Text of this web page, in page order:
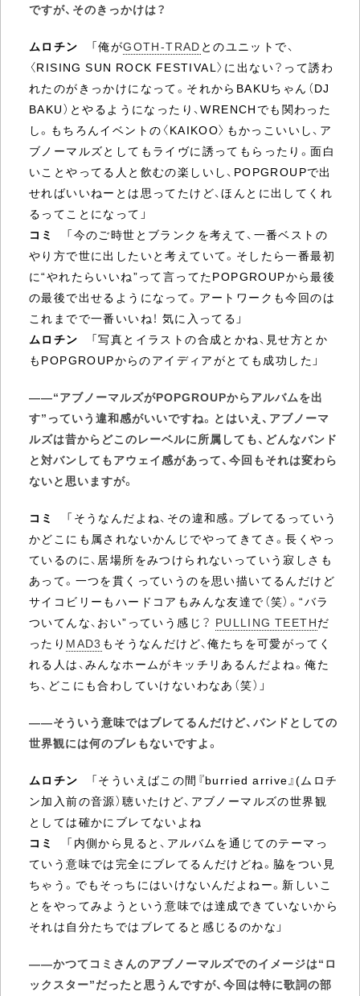
ですが、そのきっかけは？
ムロチン 「俺がGOTH-TRAD とのユニットで、
〈RISING SUN ROCK FESTIVAL〉に出ない？って誘わ
れたのがきっかけになって。それからBAKUちゃん（DJ
BAKU）とやるようになったり、WRENCHでも関わった
し。もちろんイベントの〈KAIKOO〉もかっこいいし、ア
ブノーマルズとしてもライヴに誘ってもらったり。面白
いことやってる人と飲むの楽しいし、POPGROUPで出
せればいいねーとは思ってたけど、ほんとに出してくれ
るってことになって」
コミ
「今のご時世とブランクを考えて、一番ベストの
やり方で世に出したいと考えていて。そしたら一番最初
に“やれたらいいね”って言ってたPOPGROUPから最後
の最後で出せるようになって。アートワークも今回のは
これまでで一番いいね！ 気に入ってる」
ムロチン 「写真とイラストの合成とかね、見せ方とか
もPOPGROUPからのアイディアがとても成功した」
――“アブノーマルズがPOPGROUPからアルバムを出
す”っていう違和感がいいですね。とはいえ、アブノーマ
ルズは昔からどこのレーベルに所属しても、どんなバンド
と対バンしてもアウェイ感があって、今回もそれは変わら
ないと思いますが。
コミ
「そうなんだよね、その違和感。ブレてるっていう
かどこにも属されないかんじでやってきてさ。長くやっ
ているのに、居場所をみつけられないっていう寂しさも
あって。一つを貫くっていうのを思い描いてるんだけど
サイコビリーもハードコアもみんな友達で（笑）。“バラ
ついてんな、おい”っていう感じ？ PULLING TEETHだ
ったり MAD3 もそうなんだけど、俺たちを可愛がってく
れる人は、みんなホームがキッチリあるんだよね。俺た
ち、どこにも合わしていけないわなあ（笑）」
――そういう意味ではブレてるんだけど、バンドとしての
世界観には何のブレもないですよ。
ムロチン 「そういえばこの間『burried arrive』(ムロチ
ン加入前の音源）聴いたけど、アブノーマルズの世界観
としては確かにブレてないよね
コミ
「内側から見ると、アルバムを通じてのテーマっ
ていう意味では完全にブレてるんだけどね。脇をつい見
ちゃう。でもそっちにはいけないんだよねー。新しいこ
とをやってみようという意味では達成できていないから
それは自分たちではブレてると感じるのかな」
――かつてコミさんのアブノーマルズでのイメージは“ロ
ックスター”だったと思うんですが、今回は特に歌詞の部